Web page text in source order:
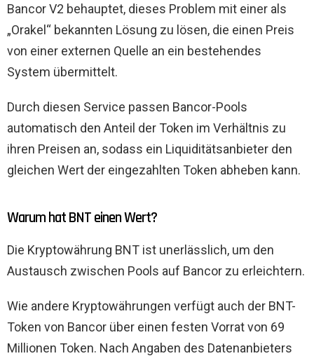
Bancor V2 behauptet, dieses Problem mit einer als
„Orakel“ bekannten Lösung zu lösen, die einen Preis
von einer externen Quelle an ein bestehendes
System übermittelt.
Durch diesen Service passen Bancor-Pools
automatisch den Anteil der Token im Verhältnis zu
ihren Preisen an, sodass ein Liquiditätsanbieter den
gleichen Wert der eingezahlten Token abheben kann.
Warum hat BNT einen Wert?
Die Kryptowährung BNT ist unerlässlich, um den
Austausch zwischen Pools auf Bancor zu erleichtern.
Wie andere Kryptowährungen verfügt auch der BNT-
Token von Bancor über einen festen Vorrat von 69
Millionen Token. Nach Angaben des Datenanbieters